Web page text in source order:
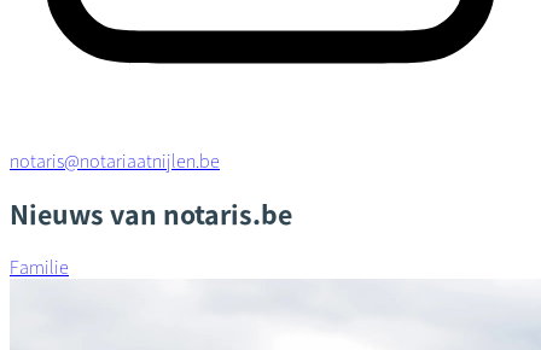
notaris@notariaatnijlen.be
Nieuws van notaris.be
Familie